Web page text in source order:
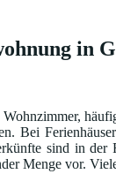
in
Bei
sind in der
Menge vor.